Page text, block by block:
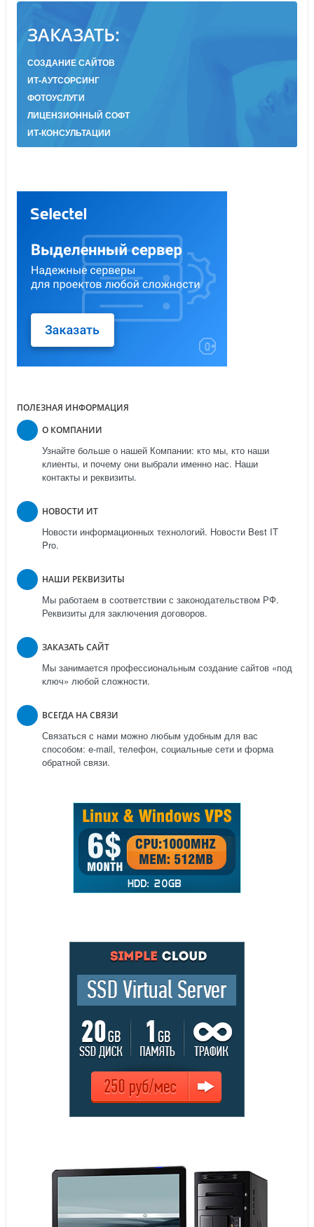
ЗАКАЗАТЬ:
СОЗДАНИЕ САЙТОВ
ИТ-АУТСОРСИНГ
ФОТОУСЛУГИ
ЛИЦЕНЗИОННЫЙ СОФТ
ИТ-КОНСУЛЬТАЦИИ
ПОЛЕЗНАЯ ИНФОРМАЦИЯ
О КОМПАНИИ
Узнайте больше о нашей Компании: кто мы, кто наши
клиенты, и почему они выбрали именно нас. Наши
контакты и реквизиты.
НОВОСТИ ИТ
Новости информационных технологий. Новости Best IT
Pro.
НАШИ РЕКВИЗИТЫ
Мы работаем в соответствии с законодательством РФ.
Реквизиты для заключения договоров.
ЗАКАЗАТЬ САЙТ
Мы занимается профессиональным создание сайтов «под
ключ» любой сложности.
ВСЕГДА НА СВЯЗИ
Связаться с нами можно любым удобным для вас
способом: e-mail, телефон, социальные сети и форма
обратной связи.